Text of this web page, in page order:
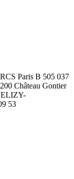
Paris B 505 037
Château Gontier
53